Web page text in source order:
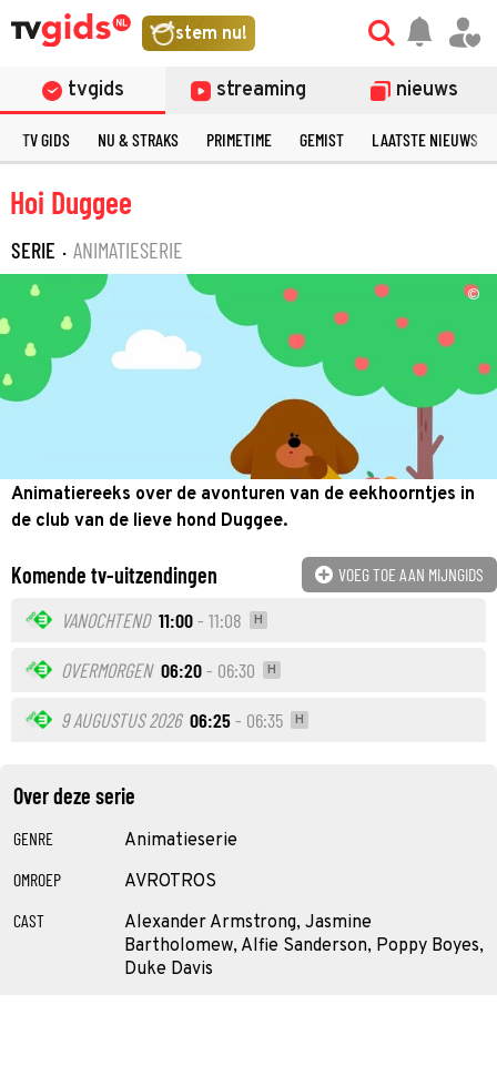
stem nu!
tvgids streaming nieuws
TV GIDS NU & STRAKS PRIMETIME GEMIST LAATSTE NIEUWS
Hoi Duggee
SERIE · ANIMATIESERIE
©
Animatiereeks over de avonturen van de eekhoorntjes in
de club van de lieve hond Duggee.
Komende tv-uitzendingen VOEG TOE AAN MIJNGIDS
VANOCHTEND 11:00- 11:08 H
OVERMORGEN 06:20- 06:30 H
9 AUGUSTUS 2026 06:25- 06:35 H
Over deze serie
GENRE Animatieserie
OMROEP AVROTROS
CAST
Alexander Armstrong, Jasmine
Bartholomew, Alfie Sanderson, Poppy Boyes,
Duke Davis